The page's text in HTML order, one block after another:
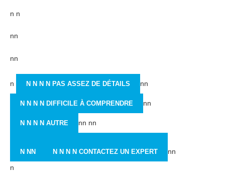
n n
nn
nn
n N N N N PAS ASSEZ DE DÉTAILS nn
N N N N DIFFICILE À COMPRENDRE nn
N N N N AUTRE nn nn
N NN N N N N CONTACTEZ UN EXPERT
nn
n